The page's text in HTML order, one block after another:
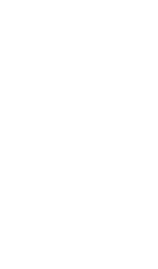
marques et produits,
Skins Experts.
acceptez de recevoir la newsletter
par e-mail. Consultez les